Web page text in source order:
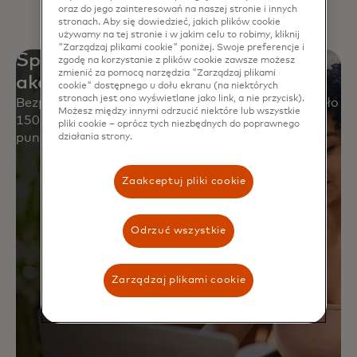
Spokój ducha dzięki kartom
akceptowanym na całym świecie
Bezpiecznie używaj swojej karty Mastercard w około
150 milionach placówek i ponad 250 milionach
punktów dostępu cyfrowego.
oraz do jego zainteresowań na naszej stronie i innych
stronach. Aby się dowiedzieć, jakich plików cookie
używamy na tej stronie i w jakim celu to robimy, kliknij
"Zarządzaj plikami cookie" poniżej. Swoje preferencje i
zgodę na korzystanie z plików cookie zawsze możesz
zmienić za pomocą narzędzia "Zarządzaj plikami
cookie" dostępnego u dołu ekranu (na niektórych
stronach jest ono wyświetlane jako link, a nie przycisk).
Możesz między innymi odrzucić niektóre lub wszystkie
pliki cookie – oprócz tych niezbędnych do poprawnego
działania strony.
Zaakceptuj pliki cookie
Odrzuć wszystkie
Zarządzaj plikami cookie